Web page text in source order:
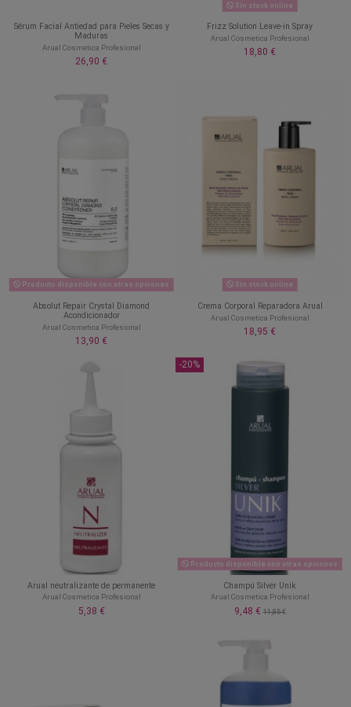
Sérum Facial Antiedad para Pieles Secas y
Maduras
Arual Cosmetica Profesional
26,90 €
Sin stock online
Frizz Solution Leave-in Spray
Arual Cosmetica Profesional
18,80 €
Producto disponible con otras opciones
Absolut Repair Crystal Diamond
Acondicionador
Arual Cosmetica Profesional
13,90 €
Sin stock online
Crema Corporal Reparadora Arual
Arual Cosmetica Profesional
18,95 €
Arual neutralizante de permanente
Arual Cosmetica Profesional
5,38 €
-20%
Producto disponible con otras opciones
Champú Silver Unik
Arual Cosmetica Profesional
9,48 €11,85 €